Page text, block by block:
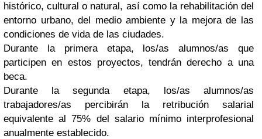
histórico, cultural o natural, así como la rehabilitación del
entorno urbano, del medio ambiente y la mejora de las
condiciones de vida de las ciudades.
Durante la primera etapa, los/as alumnos/as que
participen en estos proyectos, tendrán derecho a una
beca.
Durante la segunda etapa, los/as alumnos/as
trabajadores/as percibirán la retribución salarial
equivalente al 75% del salario mínimo interprofesional
anualmente establecido.